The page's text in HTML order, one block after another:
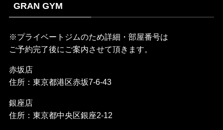
GRAN GYM
※プライベートジムのため詳細・部屋番号は
ご予約完了後にご案内させて頂きます。
赤坂店
住所：東京都港区赤坂7-6-43
銀座店
住所：東京都中央区銀座2-12